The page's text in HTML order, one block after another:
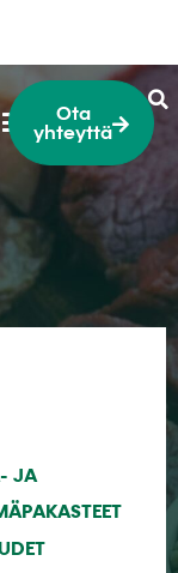
Ota
yhteyttä
JA